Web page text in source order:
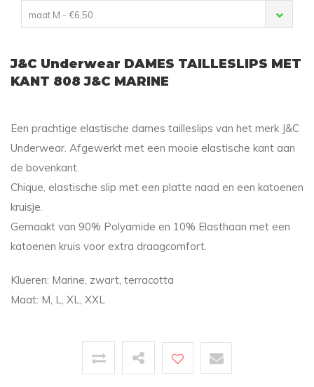
maat M - €6,50
J&C Underwear DAMES TAILLESLIPS MET
KANT 808 J&C MARINE
Een prachtige elastische dames tailleslips van het merk J&C
Underwear. Afgewerkt met een mooie elastische kant aan
de bovenkant.
Chique, elastische slip met een platte naad en een katoenen
kruisje.
Gemaakt van 90% Polyamide en 10% Elasthaan met een
katoenen kruis voor extra draagcomfort.
Klueren: Marine, zwart, terracotta
Maat: M, L, XL, XXL